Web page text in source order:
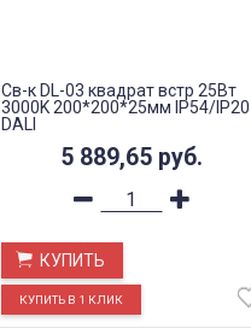
Св-к DL-03 квадрат встр 25Вт
3000K 200*200*25мм IP54/IP20
DALI
5 889,65 руб.
КУПИТЬ